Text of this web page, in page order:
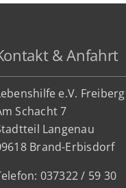
& Anfahrt
e.V. Freiberg
Schacht 7
Langenau
Brand-Erbisdorf
037322 / 59 30